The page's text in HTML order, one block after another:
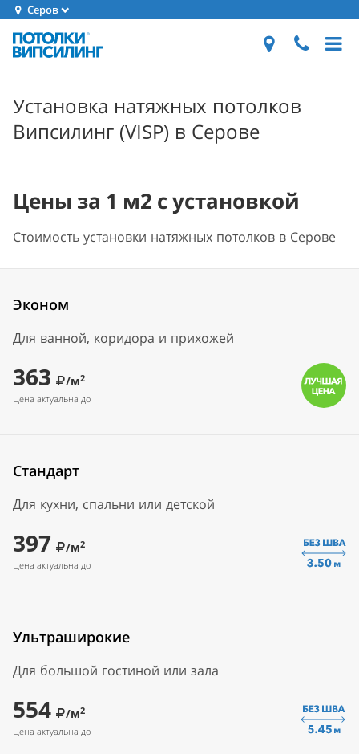
Серов
Установка натяжных потолков
Випсилинг (VISP) в Серове
Цены за 1 м2 с установкой
Стоимость установки натяжных потолков в Серове
Эконом
Для ванной, коридора и прихожей
363 /м2
Цена актуальна до
Стандарт
Для кухни, спальни или детской
397 /м2
Цена актуальна до
Ультраширокие
Для большой гостиной или зала
554 /м2
Цена актуальна до